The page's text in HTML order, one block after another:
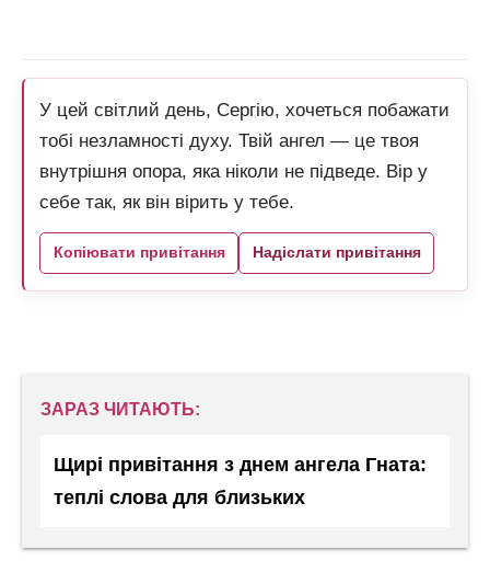
У цей світлий день, Сергію, хочеться побажати
тобі незламності духу. Твій ангел — це твоя
внутрішня опора, яка ніколи не підведе. Вір у
себе так, як він вірить у тебе.
Копіювати привітання Надіслати привітання
ЗАРАЗ ЧИТАЮТЬ:
Щирі привітання з днем ангела Гната:
теплі слова для близьких